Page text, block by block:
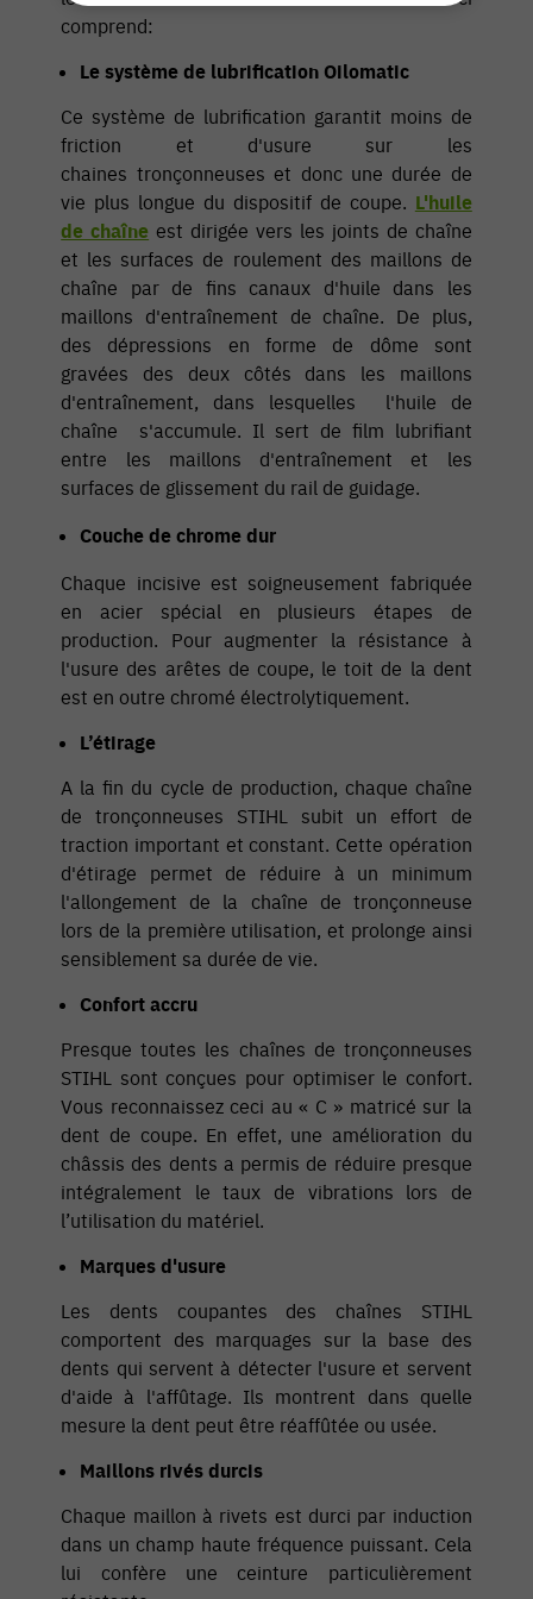
comprend:
Le système de lubrification Oilomatic
Ce système de lubrification garantit moins de
friction et d'usure sur les
chaines tronçonneuses et donc une durée de
vie plus longue du dispositif de coupe. L'huile
de chaîne est dirigée vers les joints de chaîne
et les surfaces de roulement des maillons de
chaîne par de fins canaux d'huile dans les
maillons d'entraînement de chaîne. De plus,
des dépressions en forme de dôme sont
gravées des deux côtés dans les maillons
d'entraînement, dans lesquelles l'huile de
chaîne s'accumule. Il sert de film lubrifiant
entre les maillons d'entraînement et les
surfaces de glissement du rail de guidage.
Couche de chrome dur
Chaque incisive est soigneusement fabriquée
en acier spécial en plusieurs étapes de
production. Pour augmenter la résistance à
l'usure des arêtes de coupe, le toit de la dent
est en outre chromé électrolytiquement.
L’étirage
A la fin du cycle de production, chaque chaîne
de tronçonneuses STIHL subit un effort de
traction important et constant. Cette opération
d'étirage permet de réduire à un minimum
l'allongement de la chaîne de tronçonneuse
lors de la première utilisation, et prolonge ainsi
sensiblement sa durée de vie.
Confort accru
Presque toutes les chaînes de tronçonneuses
STIHL sont conçues pour optimiser le confort.
Vous reconnaissez ceci au « C » matricé sur la
dent de coupe. En effet, une amélioration du
châssis des dents a permis de réduire presque
intégralement le taux de vibrations lors de
l’utilisation du matériel.
Marques d'usure
Les dents coupantes des chaînes STIHL
comportent des marquages ​​sur la base des
dents qui servent à détecter l'usure et servent
d'aide à l'affûtage. Ils montrent dans quelle
mesure la dent peut être réaffûtée ou usée.
Maillons rivés durcis
Chaque maillon à rivets est durci par induction
dans un champ haute fréquence puissant. Cela
lui confère une ceinture particulièrement